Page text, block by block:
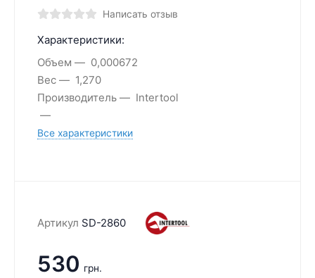
Написать отзыв
Характеристики:
Объем
0,000672
Вес
1,270
Производитель
Intertool
Все характеристики
Артикул SD-2860
530 грн.